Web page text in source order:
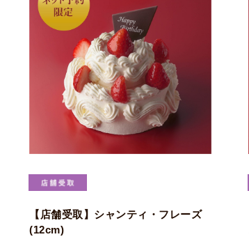
【店舗受取】シャンティ・フレーズ
(12cm)